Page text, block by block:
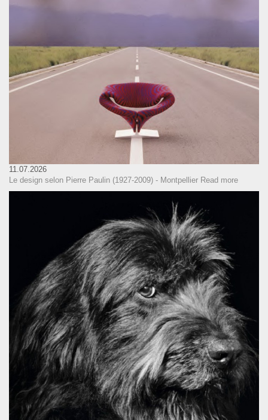
11.07.2026
Le design selon Pierre Paulin (1927-2009) - Montpellier Read more